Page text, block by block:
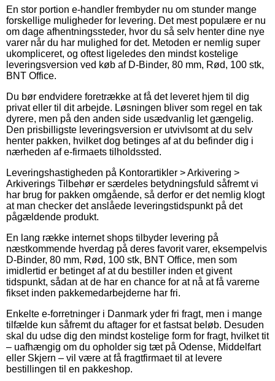
En stor portion e-handler frembyder nu om stunder mange
forskellige muligheder for levering. Det mest populære er nu
om dage afhentningssteder, hvor du så selv henter dine nye
varer når du har mulighed for det. Metoden er nemlig super
ukompliceret, og oftest ligeledes den mindst kostelige
leveringsversion ved køb af D-Binder, 80 mm, Rød, 100 stk,
BNT Office.
Du bør endvidere foretrække at få det leveret hjem til dig
privat eller til dit arbejde. Løsningen bliver som regel en tak
dyrere, men på den anden side usædvanlig let gængelig.
Den prisbilligste leveringsversion er utvivlsomt at du selv
henter pakken, hvilket dog betinges af at du befinder dig i
nærheden af e-firmaets tilholdssted.
Leveringshastigheden på Kontorartikler > Arkivering >
Arkiverings Tilbehør er særdeles betydningsfuld såfremt vi
har brug for pakken omgående, så derfor er det nemlig klogt
at man checker det anslåede leveringstidspunkt på det
pågældende produkt.
En lang række internet shops tilbyder levering på
næstkommende hverdag på deres favorit varer, eksempelvis
D-Binder, 80 mm, Rød, 100 stk, BNT Office, men som
imidlertid er betinget af at du bestiller inden et givent
tidspunkt, sådan at de har en chance for at nå at få varerne
fikset inden pakkemedarbejderne har fri.
Enkelte e-forretninger i Danmark yder fri fragt, men i mange
tilfælde kun såfremt du aftager for et fastsat beløb. Desuden
skal du udse dig den mindst kostelige form for fragt, hvilket tit
– uafhængig om du opholder sig tæt på Odense, Middelfart
eller Skjern – vil være at få fragtfirmaet til at levere
bestillingen til en pakkeshop.